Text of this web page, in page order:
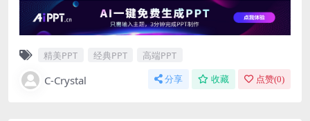
精美PPT 经典PPT 高端PPT
C-Crystal 分享 收藏 点赞(0)